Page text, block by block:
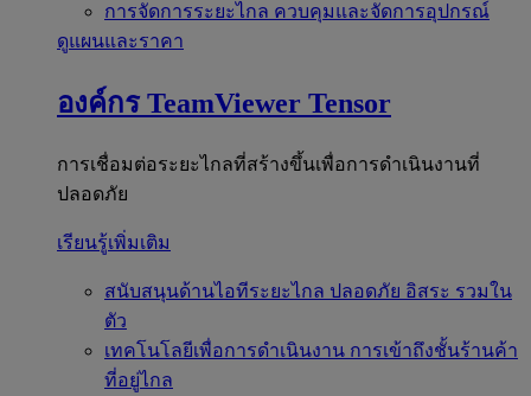
การจัดการระยะไกล ควบคุมและจัดการอุปกรณ์
ดูแผนและราคา
องค์กร TeamViewer Tensor
การเชื่อมต่อระยะไกลที่สร้างขึ้นเพื่อการดำเนินงานที่
ปลอดภัย
เรียนรู้เพิ่มเติม
สนับสนุนด้านไอทีระยะไกล ปลอดภัย อิสระ รวมใน
ตัว
เทคโนโลยีเพื่อการดำเนินงาน การเข้าถึงชั้นร้านค้า
ที่อยู่ไกล